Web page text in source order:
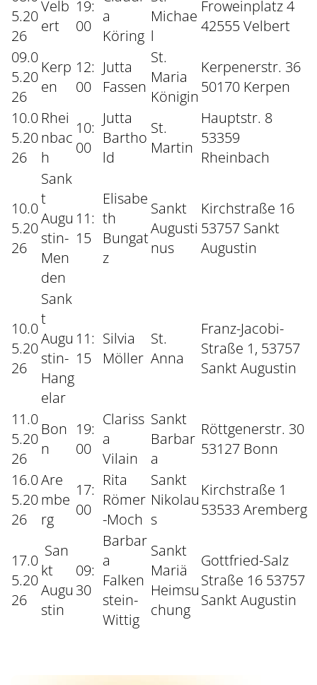
5.20
26
Velb
ert
19:
00
a
Köring
Michae
l
Froweinplatz 4
42555 Velbert
09.0
5.20
26
Kerp
en
12:
00
Jutta
Fassen
St.
Maria
Königin
Kerpenerstr. 36
50170 Kerpen
10.0
5.20
26
Rhei
nbac
h
10:
00
Jutta
Bartho
ld
St.
Martin
Hauptstr. 8
53359
Rheinbach
10.0
5.20
26
Sank
t
Augu
stin-
Men
den
11:
15
Elisabe
th
Bungat
z
Sankt
Augusti
nus
Kirchstraße 16
53757 Sankt
Augustin
10.0
5.20
26
Sank
t
Augu
stin-
Hang
elar
11:
15
Silvia
Möller
St.
Anna
Franz-Jacobi-
Straße 1, 53757
Sankt Augustin
11.0
5.20
26
Bon
n
19:
00
Clariss
a
Vilain
Sankt
Barbar
a
Röttgenerstr. 30
53127 Bonn
16.0
5.20
26
Are
mbe
rg
17:
00
Rita
Römer
-Moch
Sankt
Nikolau
s
Kirchstraße 1
53533 Aremberg
17.0
5.20
26
San
kt
Augu
stin
09:
30
Barbar
a
Falken
stein-
Wittig
Sankt
Mariä
Heimsu
chung
Gottfried-Salz
Straße 16 53757
Sankt Augustin